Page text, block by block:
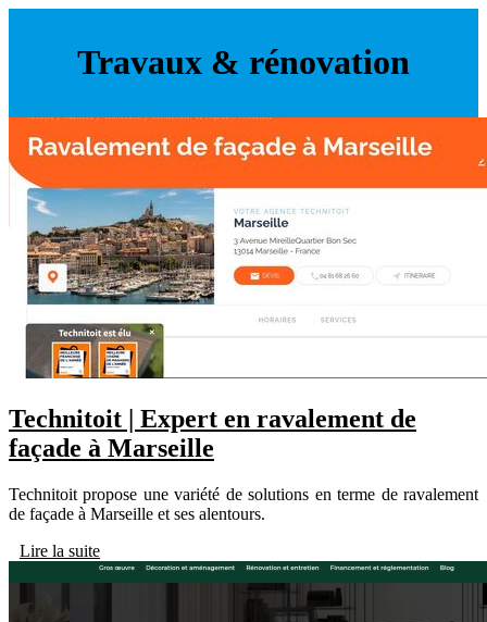
Travaux & rénovation
Technitoit | Expert en ravalement de
façade à Marseille
Technitoit propose une variété de solutions en terme de ravalement
de façade à Marseille et ses alentours.
Lire la suite